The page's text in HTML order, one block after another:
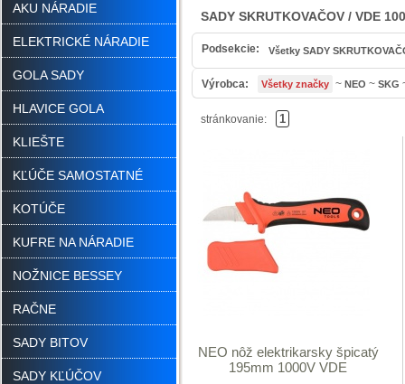
AKU NÁRADIE
ELEKTRICKÉ NÁRADIE
GOLA SADY
HLAVICE GOLA
KLIEŠTE
KĽÚČE SAMOSTATNÉ
KOTÚČE
KUFRE NA NÁRADIE
NOŽNICE BESSEY
RAČNE
SADY BITOV
SADY KĽÚČOV
SADY SKRUTKOVAČOV / VDE
Podsekcie: Všetky SADY
Výrobca: Všetky značky ~ NEO ~ SKG
stránkovanie: 1
NEO nôž elektrikarsky špicatý
195mm 1000V VDE